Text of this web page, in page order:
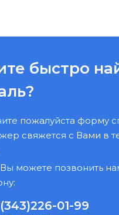
быстро
пожалуйста форму
свяжется с Вами в
можете позвонить
01-99